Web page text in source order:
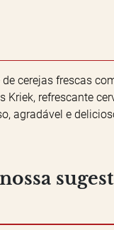
cerejas frescas
Kriek, refrescante
agradável e